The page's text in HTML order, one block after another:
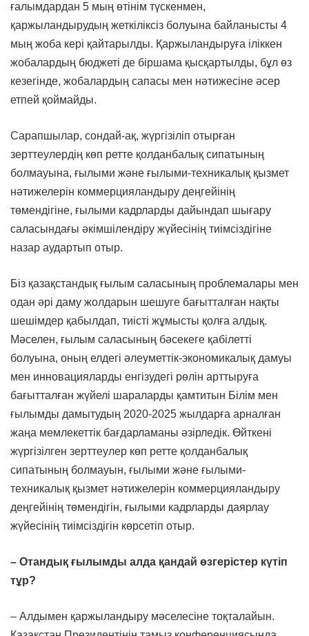
ғалымдардан 5 мың өтінім түскенмен,
қаржыландырудың жеткіліксіз болуына байланысты 4
мың жоба кері қайтарылды. Қаржыландыруға іліккен
жобалардың бюджеті де біршама қысқартылды, бұл өз
кезегінде, жобалардың сапасы мен нәтижесіне әсер
етпей қоймайды.
Сарапшылар, сондай-ақ, жүргізіліп отырған
зерттеулердің көп ретте қолданбалық сипатының
болмауына, ғылыми және ғылыми-техникалық қызмет
нәтижелерін коммерцияландыру деңгейінің
төмендігіне, ғылыми кадрларды дайындап шығару
саласындағы әкімшілендіру жүйесінің тиімсіздігіне
назар аудартып отыр.
Біз қазақстандық ғылым саласының проблемалары мен
одан әрі даму жолдарын шешуге бағытталған нақты
шешімдер қабылдап, тиісті жұмысты қолға алдық.
Мәселен, ғылым саласының бәсекеге қабілетті
болуына, оның елдегі әлеуметтік-экономикалық дамуы
мен инновацияларды енгізудегі рөлін арттыруға
бағытталған жүйелі шараларды қамтитын Білім мен
ғылымды дамытудың 2020-2025 жылдарға арналған
жаңа мемлекеттік бағдарламаны әзірледік. Өйткені
жүргізілген зерттеулер көп ретте қолданбалық
сипатының болмауын, ғылыми және ғылыми-
техникалық қызмет нәтижелерін коммерцияландыру
деңгейінің төмендігін, ғылыми кадрларды даярлау
жүйесінің тиімсіздігін көрсетіп отыр.
– Отандық ғылымды алда қандай өзгерістер күтіп
тұр?
– Алдымен қаржыландыру мәселесіне тоқталайын.